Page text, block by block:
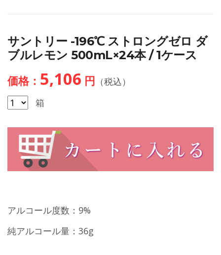
サントリー -196℃ ストロングゼロ ダ
ブルレモン 500mL×24本 / 1ケース
価格： 5,106 円 （税込）
箱
アルコール度数：9%
純アルコール量：36g